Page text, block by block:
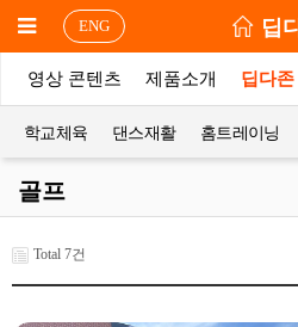
ENG 딥
영상 콘텐츠 제품소개 딥다존
학교체육 댄스재활 홈트레이닝
골프
Total 7건